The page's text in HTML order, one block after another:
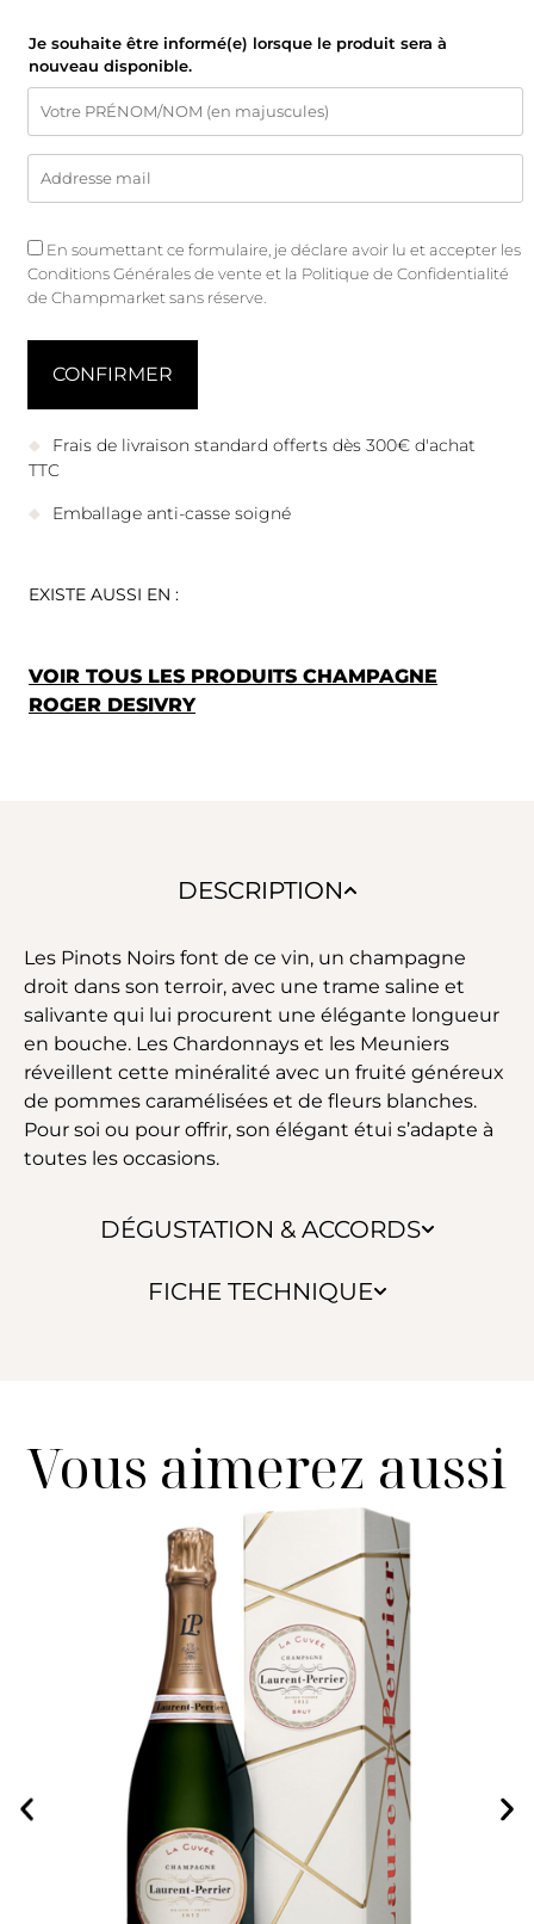
Je souhaite être informé(e) lorsque le produit sera à
nouveau disponible.
En soumettant ce formulaire, je déclare avoir lu et accepter les
Conditions Générales de vente et la Politique de Confidentialité
de Champmarket sans réserve.
Frais de livraison standard offerts dès 300€ d'achat
TTC
Emballage anti-casse soigné
EXISTE AUSSI EN :
VOIR TOUS LES PRODUITS CHAMPAGNE
ROGER DESIVRY
DESCRIPTION
DÉGUSTATION & ACCORDS
FICHE TECHNIQUE
Les Pinots Noirs font de ce vin, un champagne
droit dans son terroir, avec une trame saline et
salivante qui lui procurent une élégante longueur
en bouche. Les Chardonnays et les Meuniers
réveillent cette minéralité avec un fruité généreux
de pommes caramélisées et de fleurs blanches.
Pour soi ou pour offrir, son élégant étui s’adapte à
toutes les occasions.
Vous aimerez aussi